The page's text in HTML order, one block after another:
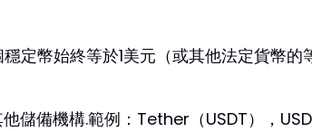
定幣始終等於1美元（或其他法定貨幣的
儲備機構.範例：Tether（USDT），